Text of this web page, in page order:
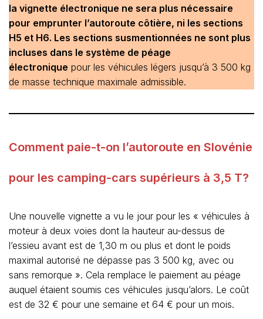
la vignette électronique ne sera plus nécessaire
pour emprunter l’autoroute côtière, ni les sections
H5 et H6. Les sections susmentionnées ne sont plus
incluses dans le système de péage
électronique pour les véhicules légers jusqu’à 3 500 kg
de masse technique maximale admissible.
Comment paie-t-on l’autoroute en Slovénie
pour les camping-cars supérieurs à 3,5 T?
Une nouvelle vignette a vu le jour pour les « véhicules à
moteur à deux voies dont la hauteur au-dessus de
l’essieu avant est de 1,30 m ou plus et dont le poids
maximal autorisé ne dépasse pas 3 500 kg, avec ou
sans remorque ». Cela remplace le paiement au péage
auquel étaient soumis ces véhicules jusqu’alors. Le coût
est de 32 € pour une semaine et 64 € pour un mois.